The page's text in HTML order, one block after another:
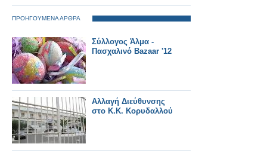
ΠΡΟΗΓΟΥΜΕΝΑ ΑΡΘΡΑ
Σύλλογος Άλμα -
Πασχαλινό Bazaar '12
Αλλαγή Διεύθυνσης
στο Κ.Κ. Κορυδαλλού